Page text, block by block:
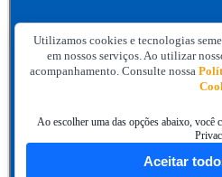
Utilizamos cookies e tecnologias
em nossos serviços. Ao utilizar
acompanhamento. Consulte nossa
Ao escolher uma das opções abaixo, você
Aceitar